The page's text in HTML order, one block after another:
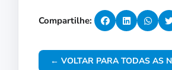
Compartilhe:
← VOLTAR PARA TODAS AS